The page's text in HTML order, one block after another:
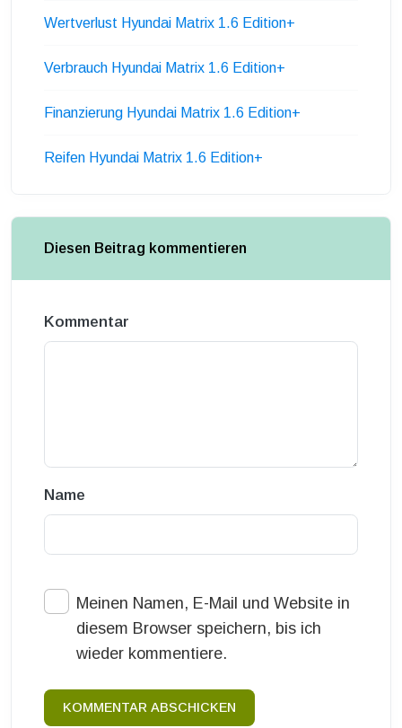
Wertverlust Hyundai Matrix 1.6 Edition+
Verbrauch Hyundai Matrix 1.6 Edition+
Finanzierung Hyundai Matrix 1.6 Edition+
Reifen Hyundai Matrix 1.6 Edition+
Diesen Beitrag kommentieren
Kommentar
Name
Meinen Namen, E-Mail und Website in
diesem Browser speichern, bis ich
wieder kommentiere.
KOMMENTAR ABSCHICKEN